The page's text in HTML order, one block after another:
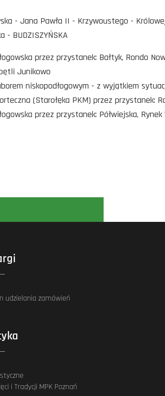
- Jana Pawła II - Krzywoustego -
- BUDZISZYŃSKA
przez przystanek: Bałtyk, Rondo
Junikowo
niskopodłogowym - z wyjątkiem
(Starołęka PKM) przez przystanek:
przez przystanek: Półwiejska,
udzielania zamówień
i Tradycji MPK Poznań